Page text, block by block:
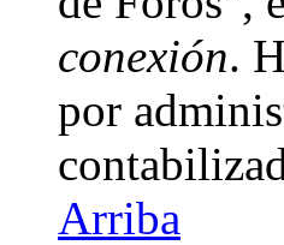
conexión.
por
Arriba